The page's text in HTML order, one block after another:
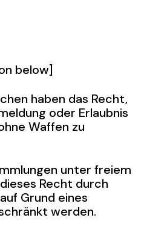
below]
haben das Recht,
oder Erlaubnis
Waffen zu
unter freiem
Recht durch
Grund eines
werden.